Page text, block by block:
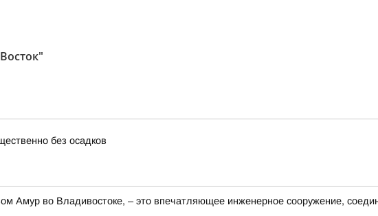
без осадков
Амур во Владивостоке, – это впечатляющее инженерное сооружение,